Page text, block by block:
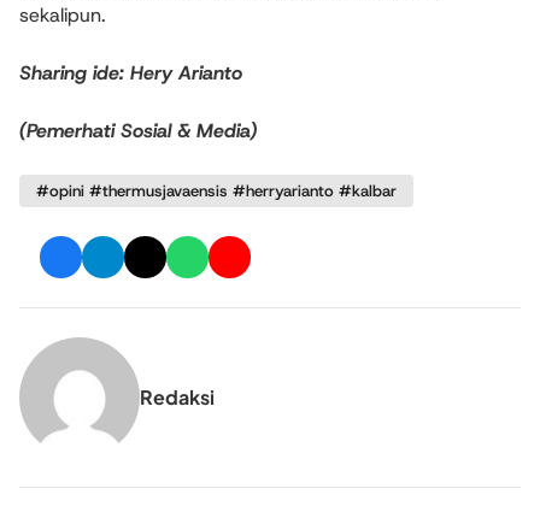
sekalipun.
Sharing ide: Hery Arianto
(Pemerhati Sosial & Media)
#opini #thermusjavaensis #herryarianto #kalbar
Redaksi